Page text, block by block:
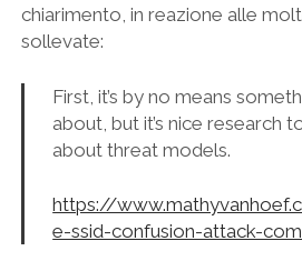
chiarimento, in reazione alle
sollevate:
First, it’s by no means
about, but it’s nice research
about threat models.
https://
e-ssid-confusion-attack-